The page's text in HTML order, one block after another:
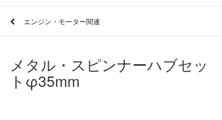
エンジン・モーター関連
メタル・スピンナーハブセッ
トφ35mm